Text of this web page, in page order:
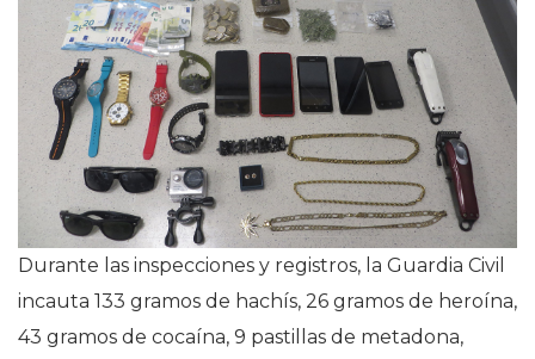
Durante las inspecciones y registros, la Guardia Civil
incauta 133 gramos de hachís, 26 gramos de heroína,
43 gramos de cocaína, 9 pastillas de metadona,